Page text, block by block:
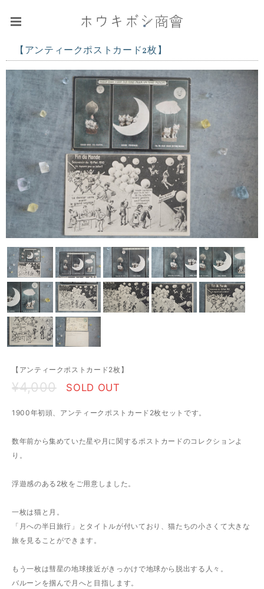
【アンティークポストカード2枚】
【アンティークポストカード2枚】
¥4,000 SOLD OUT
1900年初頭、アンティークポストカード2枚セットです。
数年前から集めていた星や月に関するポストカードのコレクションよ
り。
浮遊感のある2枚をご用意しました。
一枚は猫と月。
「月への半日旅行」とタイトルが付いており、猫たちの小さくて大きな
旅を見ることができます。
もう一枚は彗星の地球接近がきっかけで地球から脱出する人々。
バルーンを掴んで月へと目指します。